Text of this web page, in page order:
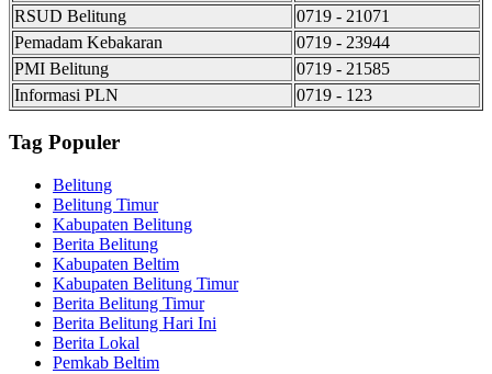
RSUD Belitung
0719 - 21071
Pemadam Kebakaran
0719 - 23944
PMI Belitung
0719 - 21585
Informasi PLN
0719 - 123
Tag Populer
Belitung
Belitung Timur
Kabupaten Belitung
Berita Belitung
Kabupaten Beltim
Kabupaten Belitung Timur
Berita Belitung Timur
Berita Belitung Hari Ini
Berita Lokal
Pemkab Beltim